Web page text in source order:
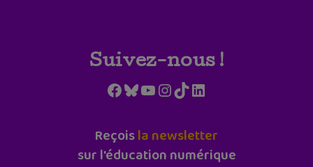
Suivez-nous !
Facebook
Bluesky
YouTube
Instagram
TikTokLinkedIn
Reçoisla newsletter
sur l'éducation numérique